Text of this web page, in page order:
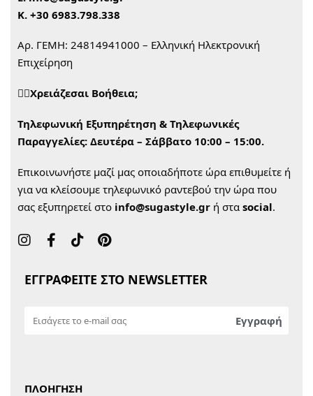
Κ. +30 6983.798.338
Αρ. ΓΕΜΗ: 24814941000 – Ελληνική Ηλεκτρονική
Επιχείρηση
🙋‍♀️Χρειάζεσαι Βοήθεια;
Τηλεφωνική Εξυπηρέτηση & Τηλεφωνικές
Παραγγελίες: Δευτέρα – Σάββατο 10:00 – 15:00.
Επικοινωνήστε μαζί μας οποιαδήποτε ώρα επιθυμείτε ή
για να κλείσουμε τηλεφωνικό ραντεβού την ώρα που
σας εξυπηρετεί στο info@sugastyle.gr ή στα social.
ΕΓΓΡΑΦΕΙΤΕ ΣΤΟ NEWSLETTER
ΠΛΟΗΓΗΣΗ